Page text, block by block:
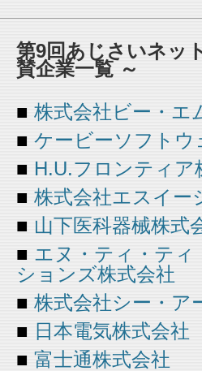
第9回あじさいネッ
賛企業一覧 ～
■ 株式会社ビー・エ
■ ケービーソフトウ
■ H.U.フロンティア
■ 株式会社エスイー
■ 山下医科器械株式
■ エヌ・ティ・ティ
ションズ株式会社
■ 株式会社シー・ア
■ 日本電気株式会社
■ 富士通株式会社